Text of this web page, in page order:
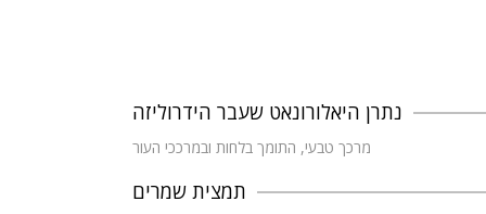
נתרן היאלורונאט שעבר הידרוליזה
מרכך טבעי, התומך בלחות ובמרככי העור
תמצית שמרים